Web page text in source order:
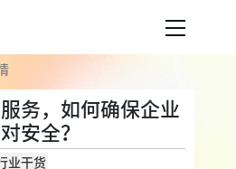
务，如何确保企业
安全？
业干货